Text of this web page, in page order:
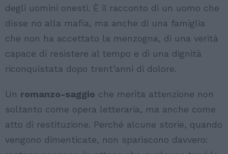
degli uomini onesti. È il racconto di un uomo che
disse no alla mafia, ma anche di una famiglia
che non ha accettato la menzogna, di una verità
capace di resistere al tempo e di una dignità
riconquistata dopo trent’anni di dolore.
Un romanzo-saggio che merita attenzione non
soltanto come opera letteraria, ma anche come
atto di restituzione. Perché alcune storie, quando
vengono dimenticate, non spariscono davvero: